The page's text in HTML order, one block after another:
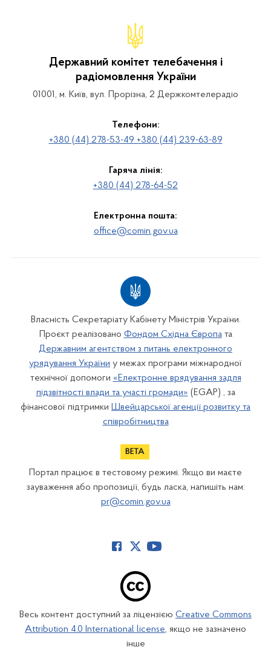
Державний комітет телебачення і
радіомовлення України
01001, м. Київ, вул. Прорізна, 2 Держкомтелерадіо
Телефони:
+380 (44) 278-53-49 +380 (44) 239-63-89
Гаряча лінія:
+380 (44) 278-64-52
Електронна пошта:
office@comin.gov.ua
Власність Секретаріату Кабінету Міністрів України.
Проєкт реалізовано Фондом Східна Європата
Державним агентством з питань електронного
урядування України у межах програми міжнародної
технічної допомоги «Електронне врядування задля
підзвітності влади та участі громади» (EGAP) , за
фінансової підтримки Швейцарської агенції розвитку та
співробітництва
Портал працює в тестовому режимі. Якщо ви маєте
зауваження або пропозиції, будь ласка, напишіть нам:
pr@comin.gov.ua
Весь контент доступний за ліцензією Creative Commons
Attribution 4.0 International license, якщо не зазначено
інше